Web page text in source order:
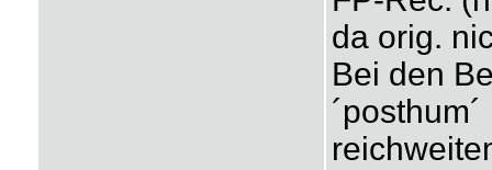
da orig.
Bei den